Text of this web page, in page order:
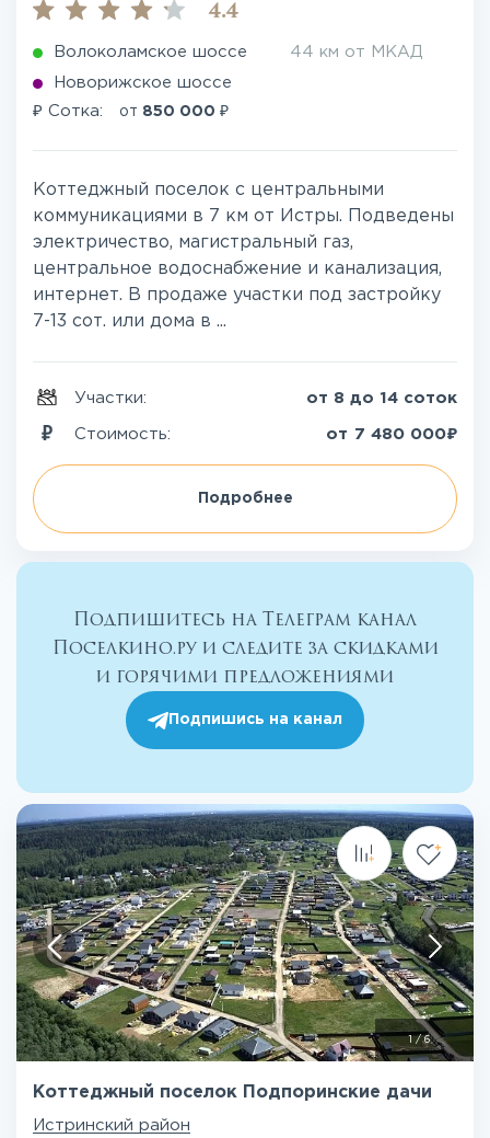
4.4
Волоколамское шоссе 44 км от МКАД
Новорижское шоссе
₽ Сотка: от 850 000 ₽
Коттеджный поселок с центральными
коммуникациями в 7 км от Истры. Подведены
электричество, магистральный газ,
центральное водоснабжение и канализация,
интернет. В продаже участки под застройку
7-13 сот. или дома в ...
Участки: от 8 до 14 соток
Стоимость: от 7 480 000₽
Подробнее
Подпишитесь на Телеграм канал
Поселкино.ру и следите за скидками
и горячими предложениями
Подпишись на канал
/6
Коттеджный поселок Подпоринские дачи
Истринский район